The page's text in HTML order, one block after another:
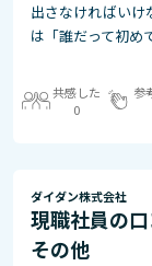
出さなければいけ
は「誰だって初め
共感した
0
参
ダイダン株式会社
現職社員の
その他